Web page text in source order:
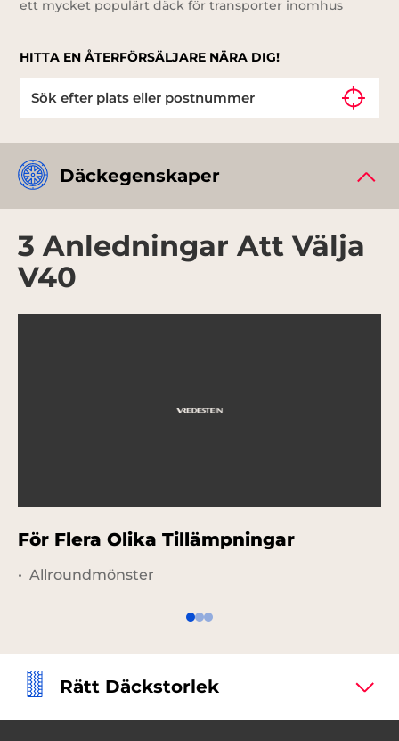
ett mycket populärt däck för transporter inomhus
HITTA EN ÅTERFÖRSÄLJARE NÄRA DIG!
Däckegenskaper
3 Anledningar Att Välja
V40
För Flera Olika Tillämpningar
Allroundmönster
Rätt Däckstorlek